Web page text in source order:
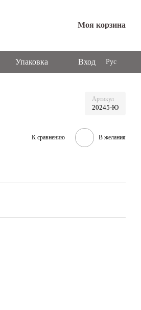
Моя корзина
Упаковка Вход Рус
Артикул
20245-Ю
К сравнению В желания